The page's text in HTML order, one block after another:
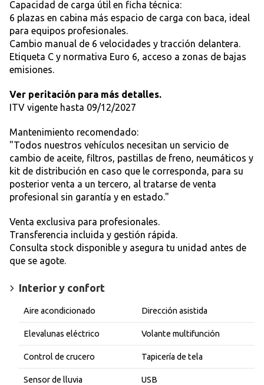
Capacidad de carga útil en ficha técnica:
6 plazas en cabina más espacio de carga con baca, ideal
para equipos profesionales.
Cambio manual de 6 velocidades y tracción delantera.
Etiqueta C y normativa Euro 6, acceso a zonas de bajas
emisiones.
Ver peritación para más detalles.
ITV vigente hasta 09/12/2027
Mantenimiento recomendado:
"Todos nuestros vehículos necesitan un servicio de
cambio de aceite, filtros, pastillas de freno, neumáticos y
kit de distribución en caso que le corresponda, para su
posterior venta a un tercero, al tratarse de venta
profesional sin garantía y en estado."
Venta exclusiva para profesionales.
Transferencia incluida y gestión rápida.
Consulta stock disponible y asegura tu unidad antes de
que se agote.
Interior y confort
Aire acondicionado Dirección asistida
Elevalunas eléctrico Volante multifunción
Control de crucero Tapicería de tela
Sensor de lluvia USB